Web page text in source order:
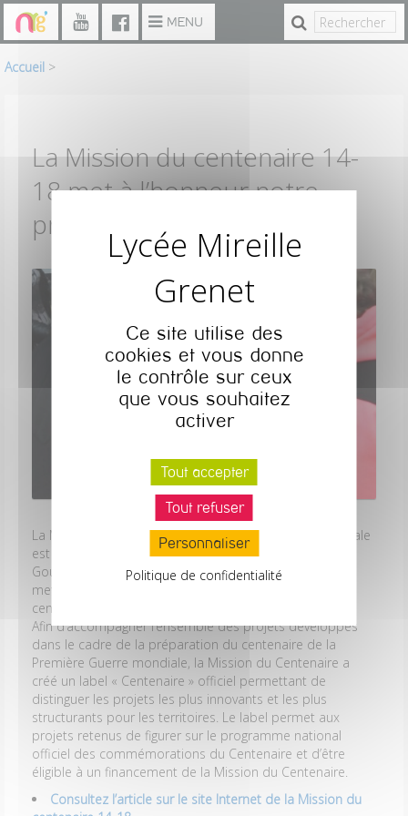
MENU
Accueil >
La Mission du centenaire 14-
18 met à l’honneur notre
projet
La Mission du centenaire de la Première Guerre mondiale
est un groupement d’intérêt public créé en 2012 par le
Gouvernement dans la perspective de préparer et de
mettre en œuvre le programme commémoratif du
centenaire de la Première Guerre mondiale.
Afin d’accompagner l’ensemble des projets développés
dans le cadre de la préparation du centenaire de la
Première Guerre mondiale, la Mission du Centenaire a
créé un label « Centenaire » officiel permettant de
distinguer les projets les plus innovants et les plus
structurants pour les territoires. Le label permet aux
projets retenus de figurer sur le programme national
officiel des commémorations du Centenaire et d’être
éligible à un financement de la Mission du Centenaire.
Consultez l’article sur le site Internet de la Mission du
Panneau de gestion des cookies
Ce site utilise des
cookies et vous donne
le contrôle sur ceux
que vous souhaitez
activer
Tout accepter
Tout refuser
Personnaliser
Politique de confidentialité